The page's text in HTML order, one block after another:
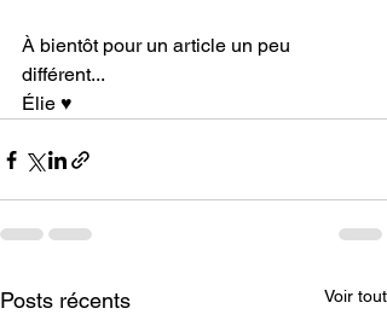
À bientôt pour un article un peu
différent...
Élie ♥
Posts récents Voir tout